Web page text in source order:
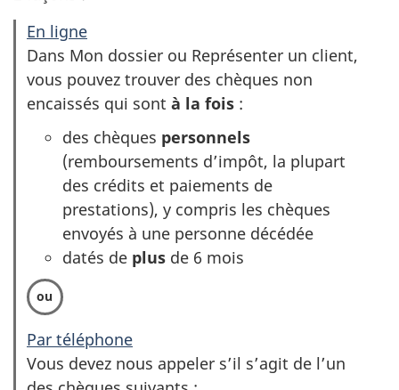
En ligne
Dans Mon dossier ou Représenter un client,
vous pouvez trouver des chèques non
encaissés qui sont à la fois :
des chèques personnels
(remboursements d’impôt, la plupart
des crédits et paiements de
prestations), y compris les chèques
envoyés à une personne décédée
datés de plus de 6 mois
Par téléphone
Vous devez nous appeler s’il s’agit de l’un